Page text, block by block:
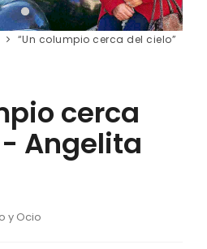
“Un columpio cerca del cielo”
cerca
Angelita
y Ocio